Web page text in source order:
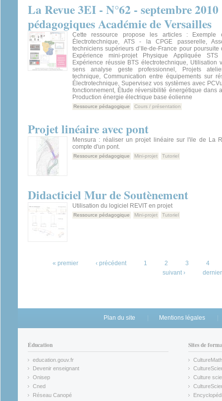
La Revue 3EI - N°62 - septembre
pédagogiques Académie de Versailles
Cette ressource propose les articles : Exemple
Électrotechnique, ATS - la CPGE passerelle,
techniciens supérieurs d’Ile-de-France pour poursuite
Expérience mini-projet Physique Appliquée STS
Expérience réussie BTS électrotechnique, Utilisation
sens analyse geste professionnel, Projets
technique, Communication entre équipements sur
Électrotechnique, Supervisez vos systèmes avec
fonctionnement, Étude réversibilité énergétique dans
Production énergie électrique base éolienne
Ressource pédagogique Cours / présentation
Projet linéaire avec pont
Mensura : réaliser un projet linéaire sur l'ile de La
compte d'un pont.
Ressource pédagogique Mini-projet Tutoriel
Didacticiel Mur de Soutènement
Utilisation du logiciel REVIT en projet
Ressource pédagogique Mini-projet Tutoriel
« premier ‹ précédent 1 2 3
4
suivant ›
Plan du site Mentions légales
Éducation
education.gouv.fr
(link is external)
Devenir enseignant
(link is external)
Onisep
(link is external)
Cned
(link is external)
Réseau Canopé
Sites de
CultureMath
(link is
(link is
Culture
(link is